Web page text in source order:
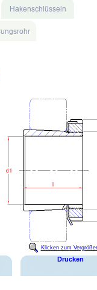
Klicken zum
Drucken